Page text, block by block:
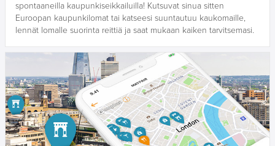
spontaaneilla kaupunkiseikkailuilla! Kutsuvat sinua sitten
Euroopan kaupunkilomat tai katseesi suuntautuu kaukomaille,
lennät lomalle suorinta reittiä ja saat mukaan kaiken tarvitsemasi.